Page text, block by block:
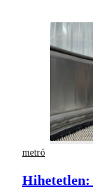
metró
Hihetetlen: